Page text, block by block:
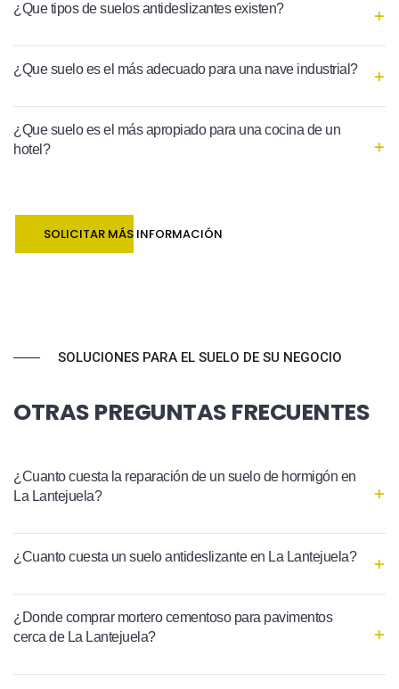
¿Que tipos de suelos antideslizantes existen?
¿Que suelo es el más adecuado para una nave industrial?
¿Que suelo es el más apropiado para una cocina de un
hotel?
SOLICITAR MÁS INFORMACIÓN
SOLUCIONES PARA EL SUELO DE SU NEGOCIO
OTRAS PREGUNTAS FRECUENTES
¿Cuanto cuesta la reparación de un suelo de hormigón en
La Lantejuela?
¿Cuanto cuesta un suelo antideslizante en La Lantejuela?
¿Donde comprar mortero cementoso para pavimentos
cerca de La Lantejuela?